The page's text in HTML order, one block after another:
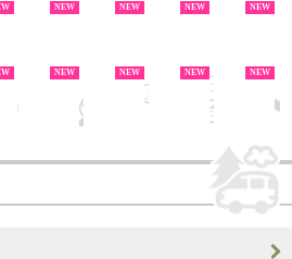
NEW NEW NEW NEW
NEW NEW NEW NEW